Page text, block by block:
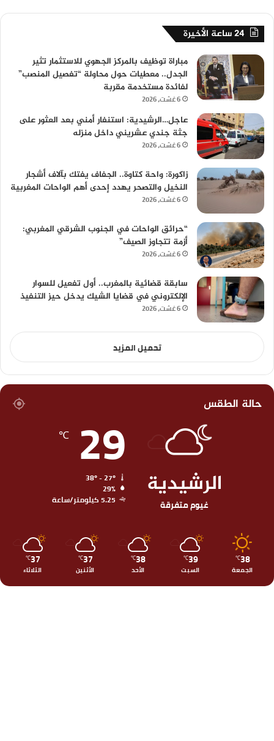
24 ساعة الأخيرة
مباراة توظيف بالمركز الجهوي للاستثمار تثير
الجدل.. معطيات حول محاولة “تفصيل المنصب”
لفائدة مستخدمة مقربة
6 غشت، 2026
عاجل…الرشيدية: استنفار أمني بعد العثور على
جثة جندي عشريني داخل منزله
6 غشت، 2026
زاكورة: واحة كتاوة.. الجفاف يفتك بآلاف أشجار
النخيل والتصحر يهدد إحدى أهم الواحات المغربية
6 غشت، 2026
“حرائق الواحات في الجنوب الشرقي المغربي:
أزمة تتجاوز الصيف”
6 غشت، 2026
سابقة قضائية بالمغرب.. أول تفعيل للسوار
الإلكتروني في قضايا الشيك يدخل حيز التنفيذ
6 غشت، 2026
تحميل المزيد
حالة الطقس
الرشيدية
غيوم متفرقة
29
℃
29%
5.25 كيلومتر/ساعة
38
℃
الجمعة
39
℃
السبت
38
℃
الأحد
37
℃
الأثنين
37
℃
الثلاثاء